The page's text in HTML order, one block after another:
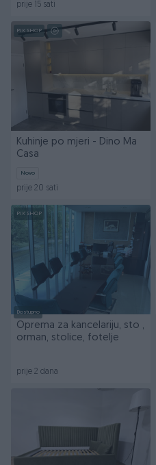
prije 15 sati
PIK SHOP
Kuhinje po mjeri - Dino Ma
Casa
Novo
prije 20 sati
PIK SHOP
Dostupno
Oprema za kancelariju, sto ,
orman, stolice, fotelje
prije 2 dana